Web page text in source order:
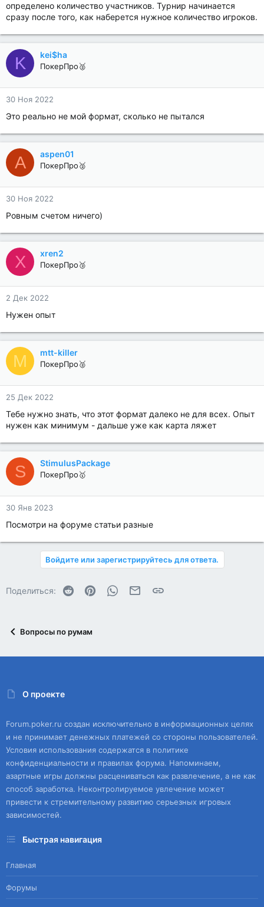
определено количество участников. Турнир начинается
сразу после того, как наберется нужное количество игроков.
K kei$ha
ПокерПро🥈
30 Ноя 2022
Это реально не мой формат, сколько не пытался
A aspen01
ПокерПро🥈
30 Ноя 2022
Ровным счетом ничего)
X xren2
ПокерПро🥉
2 Дек 2022
Нужен опыт
M mtt-killer
ПокерПро🥈
25 Дек 2022
Тебе нужно знать, что этот формат далеко не для всех. Опыт
нужен как минимум - дальше уже как карта ляжет
S StimulusPackage
ПокерПро🥇
30 Янв 2023
Посмотри на форуме статьи разные
Войдите или зарегистрируйтесь для ответа.
Поделиться: Reddit PinterestWhatsAppЭлектронная почта
Ссылка
Вопросы по румам
О проекте
Forum.poker.ru создан исключительно в информационных целях
и не принимает денежных платежей со стороны пользователей.
Условия использования содержатся в политике
конфиденциальности и правилах форума. Напоминаем,
азартные игры должны расцениваться как развлечение, а не как
способ заработка. Неконтролируемое увлечение может
привести к стремительному развитию серьезных игровых
зависимостей.
Быстрая навигация
Главная
Форумы